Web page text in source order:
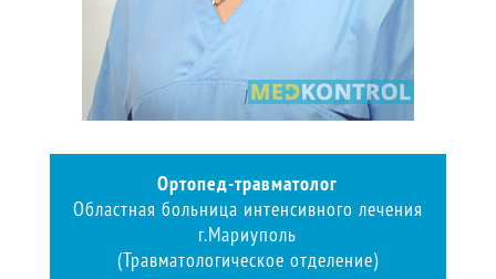
Ортопед-травматолог
Областная больница интенсивного лечения
г.Мариуполь
(Травматологическое отделение)